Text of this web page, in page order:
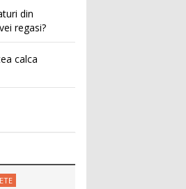
din
regasi?
calca